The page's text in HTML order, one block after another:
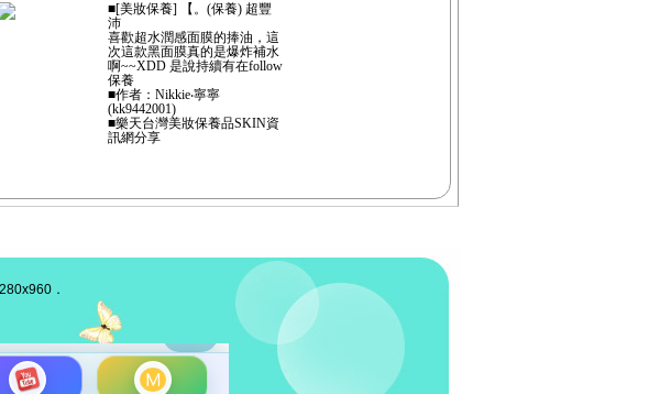
■[美妝保養] 【。(保養) 超豐
沛
喜歡超水潤感面膜的捧油，這
次這款黑面膜真的是爆炸補水
啊~~XDD 是說持續有在follow
保養
■作者：Nikkie‧寧寧
(kk9442001)
■樂天台灣美妝保養品SKIN資
訊網分享
．